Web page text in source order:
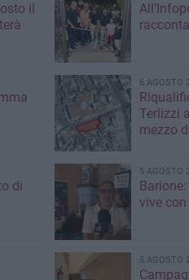
il
6 AGOSTO
Terlizzi
mezzo
di
5 AGOSTO
vive
5 AGOSTO